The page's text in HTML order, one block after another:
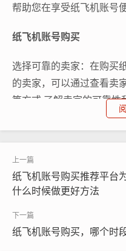
帮助您在享受纸飞机账号
纸飞机账号购买
选择可靠的卖家：在购买
的卖家，可以通过查看卖
等方式,了解卖家的可靠性
购买前确认账号信息：在
确保账号信息与您需求相符
纸飞机账号购买推荐平台
什么时候做更好方法
纸飞机账号购买，哪个时